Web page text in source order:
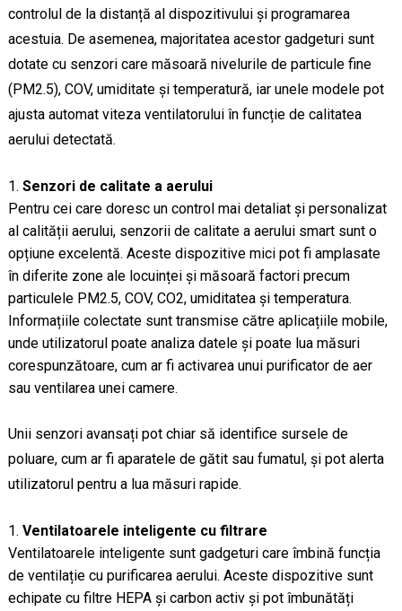
controlul de la distanță al dispozitivului și programarea
acestuia. De asemenea, majoritatea acestor gadgeturi sunt
dotate cu senzori care măsoară nivelurile de particule fine
(PM2.5), COV, umiditate și temperatură, iar unele modele pot
ajusta automat viteza ventilatorului în funcție de calitatea
aerului detectată.
Senzori de calitate a aerului
Pentru cei care doresc un control mai detaliat și personalizat
al calității aerului, senzorii de calitate a aerului smart sunt o
opțiune excelentă. Aceste dispozitive mici pot fi amplasate
în diferite zone ale locuinței și măsoară factori precum
particulele PM2.5, COV, CO2, umiditatea și temperatura.
Informațiile colectate sunt transmise către aplicațiile mobile,
unde utilizatorul poate analiza datele și poate lua măsuri
corespunzătoare, cum ar fi activarea unui purificator de aer
sau ventilarea unei camere.
Unii senzori avansați pot chiar să identifice sursele de
poluare, cum ar fi aparatele de gătit sau fumatul, și pot alerta
utilizatorul pentru a lua măsuri rapide.
Ventilatoarele inteligente cu filtrare
Ventilatoarele inteligente sunt gadgeturi care îmbină funcția
de ventilație cu purificarea aerului. Aceste dispozitive sunt
echipate cu filtre HEPA și carbon activ și pot îmbunătăți